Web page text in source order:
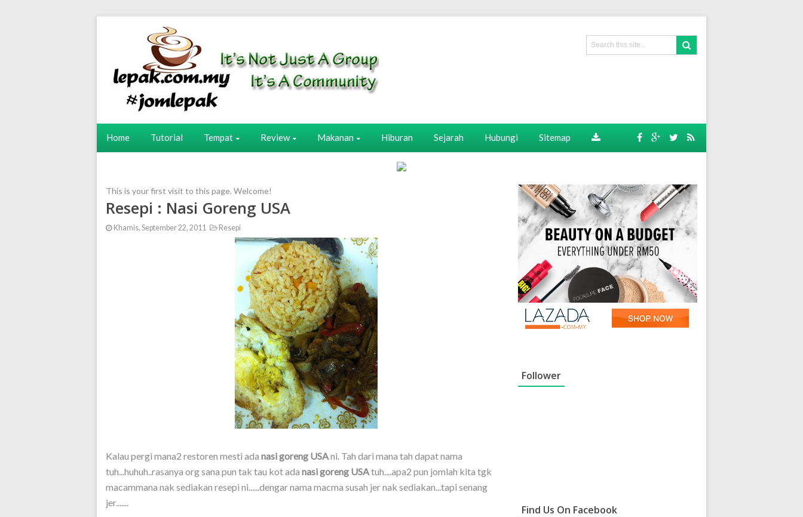
Home Tutorial Tempat Review Makanan Hiburan Sejarah Hubungi Sitemap
This is your first visit to this page. Welcome!
Resepi : Nasi Goreng USA
Khamis, September 22, 2011 Resepi
Kalau pergi mana2 restoren mesti ada nasi goreng USAni. Tah dari mana tah dapat nama
tuh...huhuh..rasanya org sana pun tak tau kot ada nasi goreng USAtuh....apa2 pun jomlah kita tgk
macammana nak sediakan resepi ni......dengar nama macma susah jer nak sediakan...tapi senang
jer.......
Follower
Find Us On Facebook